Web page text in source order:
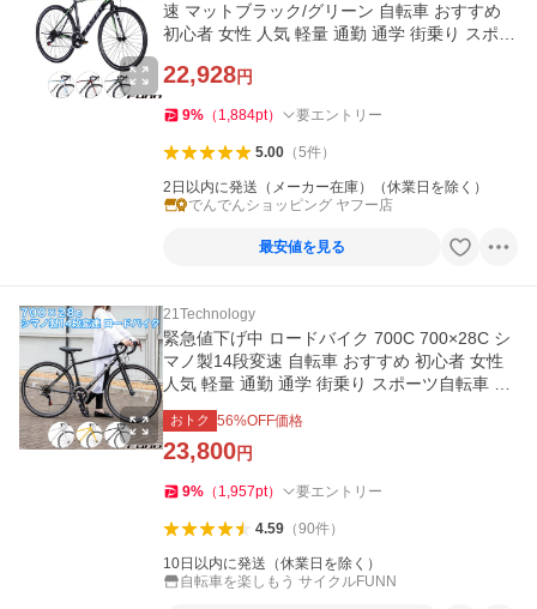
速 マットブラック/グリーン 自転車 おすすめ
初心者 女性 人気 軽量 通勤 通学 街乗り スポー
22,928円
9% （ 1,884pt） 要エントリー
5.00（5件）
2日以内に発送（メーカー在庫）（休業日を除く）
でんでんショッピング ヤフー店
最安値を見る
21Technology
緊急値下げ中 ロードバイク 700C 700×28C シ
マノ製14段変速 自転車 おすすめ 初心者 女性
人気 軽量 通勤 通学 街乗り スポーツ自転車 安
い 送料無料 700C
おトク 56%OFF価格
23,800円
9% （ 1,957pt） 要エントリー
4.59（90件）
10日以内に発送（休業日を除く）
自転車を楽しもう サイクルFUNN